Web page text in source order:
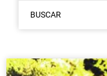
BUSCAR